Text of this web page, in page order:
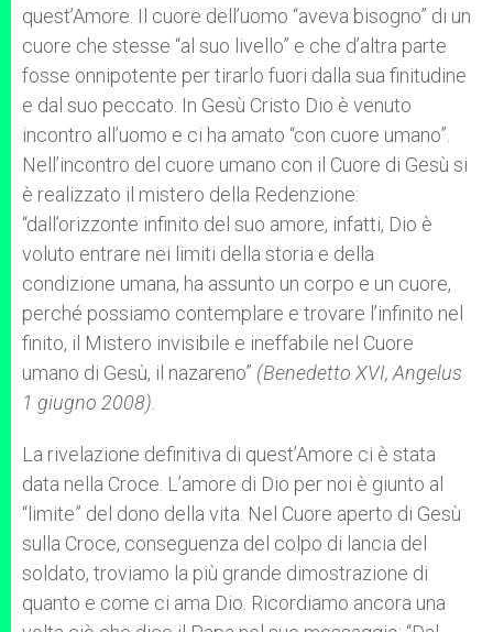
quest’Amore. Il cuore dell’uomo “aveva bisogno” di un
cuore che stesse “al suo livello” e che d’altra parte
fosse onnipotente per tirarlo fuori dalla sua finitudine
e dal suo peccato. In Gesù Cristo Dio è venuto
incontro all’uomo e ci ha amato “con cuore umano”.
Nell’incontro del cuore umano con il Cuore di Gesù si
è realizzato il mistero della Redenzione:
“dall’orizzonte infinito del suo amore, infatti, Dio è
voluto entrare nei limiti della storia e della
condizione umana, ha assunto un corpo e un cuore,
perché possiamo contemplare e trovare l’infinito nel
finito, il Mistero invisibile e ineffabile nel Cuore
umano di Gesù, il nazareno” (Benedetto XVI, Angelus
1 giugno 2008).
La rivelazione definitiva di quest’Amore ci è stata
data nella Croce. L’amore di Dio per noi è giunto al
“limite” del dono della vita. Nel Cuore aperto di Gesù
sulla Croce, conseguenza del colpo di lancia del
soldato, troviamo la più grande dimostrazione di
quanto e come ci ama Dio. Ricordiamo ancora una